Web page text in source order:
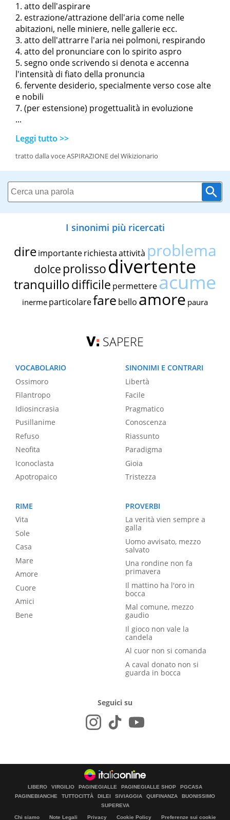
atto dell'aspirare
estrazione/attrazione dell'aria come nelle
abitazioni, nelle miniere, nelle gallerie ecc.
atto dell'attrarre l'aria nei polmoni, respirando
atto del pronunciare con lo spirito aspro
segno onde scrivendo si denota e accenna
l'intensità di fiato della pronuncia
fervente desiderio, specialmente verso cose alte
e nobili
(per estensione) progettualità in evoluzione
...
Leggi tutto >>
tratto dalla voce ASPIRAZIONE del Wikizionario
I sinonimi più ricercati
dire importante richiestaattività problema
dolce prolissodivertente
tranquillodifficile permettereacume
inerme particolarefare bello amore paura
SAPERE
VOCABOLARIO
Ossimoro
Filantropo
Idiosincrasia
Pusillanime
Refuso
Neofita
Iconoclasta
Apotropaico
SINONIMI E CONTRARI
Libertà
Facile
Pragmatico
Conoscenza
Riassunto
Paradigma
Gioia
Tristezza
RIME
Vita
Sole
Casa
Mare
Amore
Cuore
Amici
Bene
PROVERBI
La verità vien sempre a
galla
Uomo avvisato, mezzo
salvato
Una rondine non fa
primavera
Il mattino ha l'oro in
bocca
Mal comune, mezzo
gaudio
Il gioco non vale la
candela
Al cuor non si comanda
A caval donato non si
guarda in bocca
Seguici su
LIBERO VIRGILIO PAGINEGIALLE PAGINEGIALLE SHOP
PGCASA
PAGINEBIANCHE
TUTTOCITTÀ DILEI SIVIAGGIA QUIFINANZA
BUONISSIMO
SUPEREVA
Chi siamo Note Legali Privacy Cookie Policy Preferenze sui cookie